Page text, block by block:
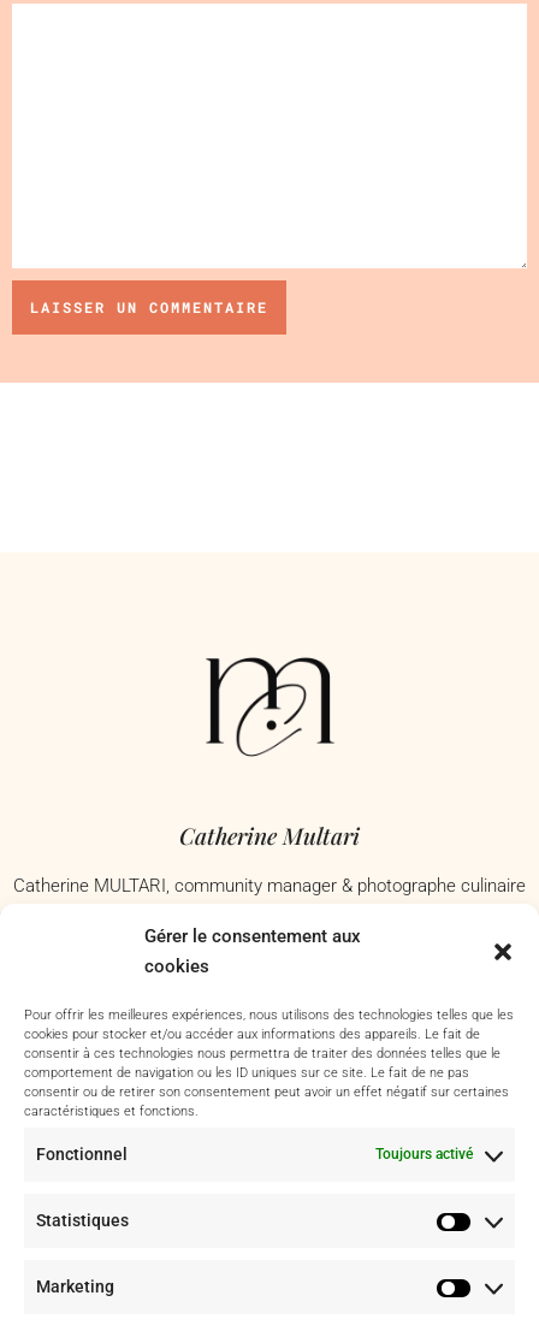
Gérer le consentement aux
cookies
Pour offrir les meilleures expériences, nous utilisons des technologies telles que les
cookies pour stocker et/ou accéder aux informations des appareils. Le fait de
consentir à ces technologies nous permettra de traiter des données telles que le
comportement de navigation ou les ID uniques sur ce site. Le fait de ne pas
consentir ou de retirer son consentement peut avoir un effet négatif sur certaines
caractéristiques et fonctions.
Fonctionnel Toujours activé
Statistiques
Marketing
Catherine Multari
Catherine MULTARI, community manager & photographe culinaire
culinaires à mettre en valeur avec passion leur savoir-faire. Basée
dans les Alpes-Maritimes – Je me déplace à Antibes, Nice,
Cannes, Grasse, Toulon, Aix-en-Provence et dans tout le Var.
Portfolio & Instagram